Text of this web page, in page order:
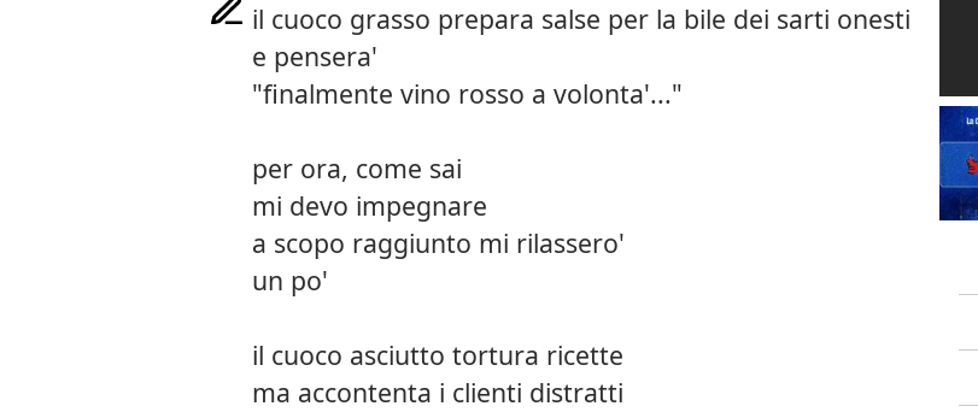
il cuoco grasso prepara salse per la bile dei sarti onesti
e pensera'
"finalmente vino rosso a volonta'..."
per ora, come sai
mi devo impegnare
a scopo raggiunto mi rilassero'
un po'
il cuoco asciutto tortura ricette
ma accontenta i clienti distratti